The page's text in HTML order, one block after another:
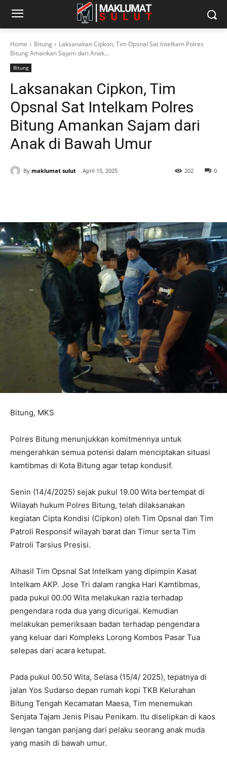
Home Bitung
Laksanakan Cipkon, Tim Opsnal Sat Intelkam Polres
Bitung Amankan Sajam dari Anak...
Bitung
Laksanakan Cipkon, Tim
Opsnal Sat Intelkam Polres
Bitung Amankan Sajam dari
Anak di Bawah Umur
By maklumat sulut April 15, 2025 0
202
Bitung, MKS
Polres Bitung menunjukkan komitmennya untuk
mengerahkan semua potensi dalam menciptakan situasi
kamtibmas di Kota Bitung agar tetap kondusif.
Senin (14/4/2025) sejak pukul 19.00 Wita bertempat di
Wilayah hukum Polres Bitung, telah dilaksanakan
kegiatan Cipta Kondisi (Cipkon) oleh Tim Opsnal dan Tim
Patroli Responsif wilayah barat dan Timur serta Tim
Patroli Tarsius Presisi.
Alhasil Tim Opsnal Sat Intelkam yang dipimpin Kasat
Intelkam AKP. Jose Tri dalam rangka Hari Kamtibmas,
pada pukul 00.00 Wita melakukan razia terhadap
pengendara roda dua yang dicurigai. Kemudian
melakukan pemeriksaan badan terhadap pengendara
yang keluar dari Kompleks Lorong Kombos Pasar Tua
selepas dari acara ketupat.
Pada pukul 00.50 Wita, Selasa (15/4/ 2025), tepatnya di
jalan Yos Sudarso depan rumah kopi TKB Kelurahan
Bitung Tengah Kecamatan Maesa, Tim menemukan
Senjata Tajam Jenis Pisau Penikam. Itu diselipkan di kaos
lengan tangan panjang dari pelaku seorang anak muda
yang masih di bawah umur.